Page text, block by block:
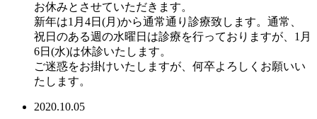
お休みとさせていただきます。
新年は1月4日(月)から通常通り診療致します。通常、
祝日のある週の水曜日は診療を行っておりますが、1月
6日(水)は休診いたします。
ご迷惑をお掛けいたしますが、何卒よろしくお願いい
たします。
2020.10.05